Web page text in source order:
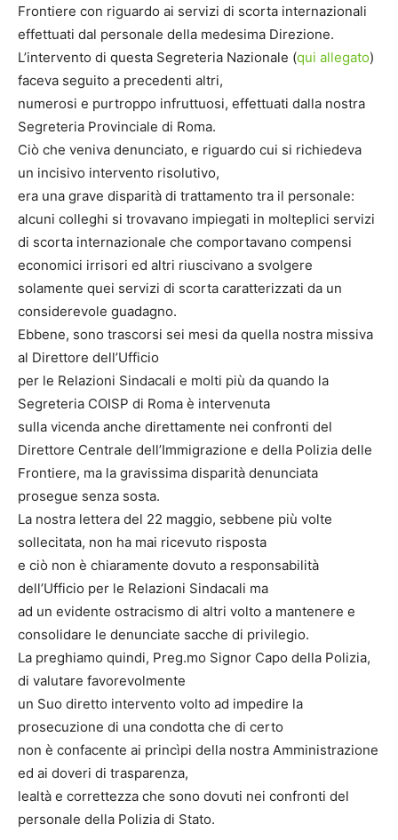
Frontiere con riguardo ai servizi di scorta internazionali
effettuati dal personale della medesima Direzione.
L’intervento di questa Segreteria Nazionale (qui allegato)
faceva seguito a precedenti altri,
numerosi e purtroppo infruttuosi, effettuati dalla nostra
Segreteria Provinciale di Roma.
Ciò che veniva denunciato, e riguardo cui si richiedeva
un incisivo intervento risolutivo,
era una grave disparità di trattamento tra il personale:
alcuni colleghi si trovavano impiegati in molteplici servizi
di scorta internazionale che comportavano compensi
economici irrisori ed altri riuscivano a svolgere
solamente quei servizi di scorta caratterizzati da un
considerevole guadagno.
Ebbene, sono trascorsi sei mesi da quella nostra missiva
al Direttore dell’Ufficio
per le Relazioni Sindacali e molti più da quando la
Segreteria COISP di Roma è intervenuta
sulla vicenda anche direttamente nei confronti del
Direttore Centrale dell’Immigrazione e della Polizia delle
Frontiere, ma la gravissima disparità denunciata
prosegue senza sosta.
La nostra lettera del 22 maggio, sebbene più volte
sollecitata, non ha mai ricevuto risposta
e ciò non è chiaramente dovuto a responsabilità
dell’Ufficio per le Relazioni Sindacali ma
ad un evidente ostracismo di altri volto a mantenere e
consolidare le denunciate sacche di privilegio.
La preghiamo quindi, Preg.mo Signor Capo della Polizia,
di valutare favorevolmente
un Suo diretto intervento volto ad impedire la
prosecuzione di una condotta che di certo
non è confacente ai princìpi della nostra Amministrazione
ed ai doveri di trasparenza,
lealtà e correttezza che sono dovuti nei confronti del
personale della Polizia di Stato.